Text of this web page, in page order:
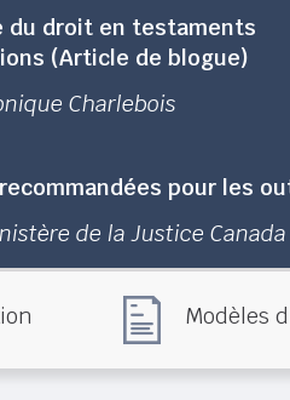
du droit en testaments
(Article de blogue)
Charlebois
pour les
de la Justice Canada
Modèles